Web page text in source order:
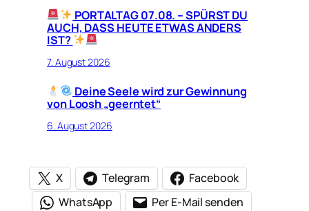
PORTALTAG 07.08. – SPÜRST DU
AUCH, DASS HEUTE ETWAS ANDERS
IST?
7. August 2026
Deine Seele wird zur Gewinnung
von Loosh „geerntet“
6. August 2026
X Telegram
Facebook
WhatsApp
Per E-Mail senden